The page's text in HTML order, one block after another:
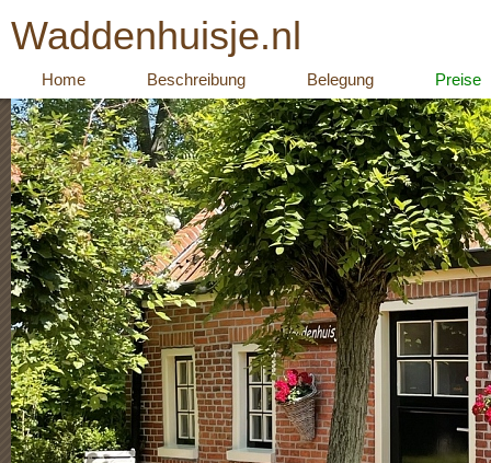
Waddenhuisje.nl
Home Beschreibung Belegung Preise